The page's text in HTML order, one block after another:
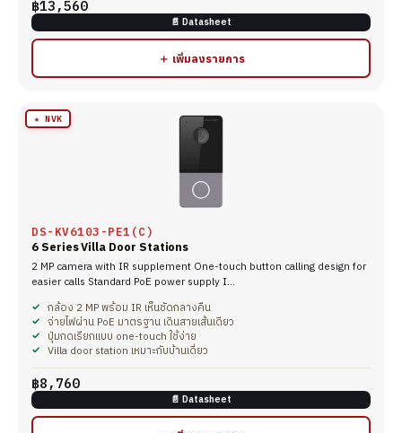
฿13,560
📄 Datasheet
＋ เพิ่มลงรายการ
★ NVK
DS-KV6103-PE1(C)
6 Series Villa Door Stations
2 MP camera with IR supplement One-touch button calling design for
easier calls Standard PoE power supply I…
กล้อง 2 MP พร้อม IR เห็นชัดกลางคืน
จ่ายไฟผ่าน PoE มาตรฐาน เดินสายเส้นเดียว
ปุ่มกดเรียกแบบ one-touch ใช้ง่าย
Villa door station เหมาะกับบ้านเดี่ยว
฿8,760
📄 Datasheet